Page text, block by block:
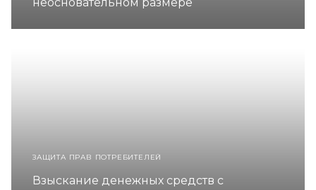
ЗАЩИТА ПРАВ ПОТРЕБИТЕЛЕЙ
Взыскание денежных средств с